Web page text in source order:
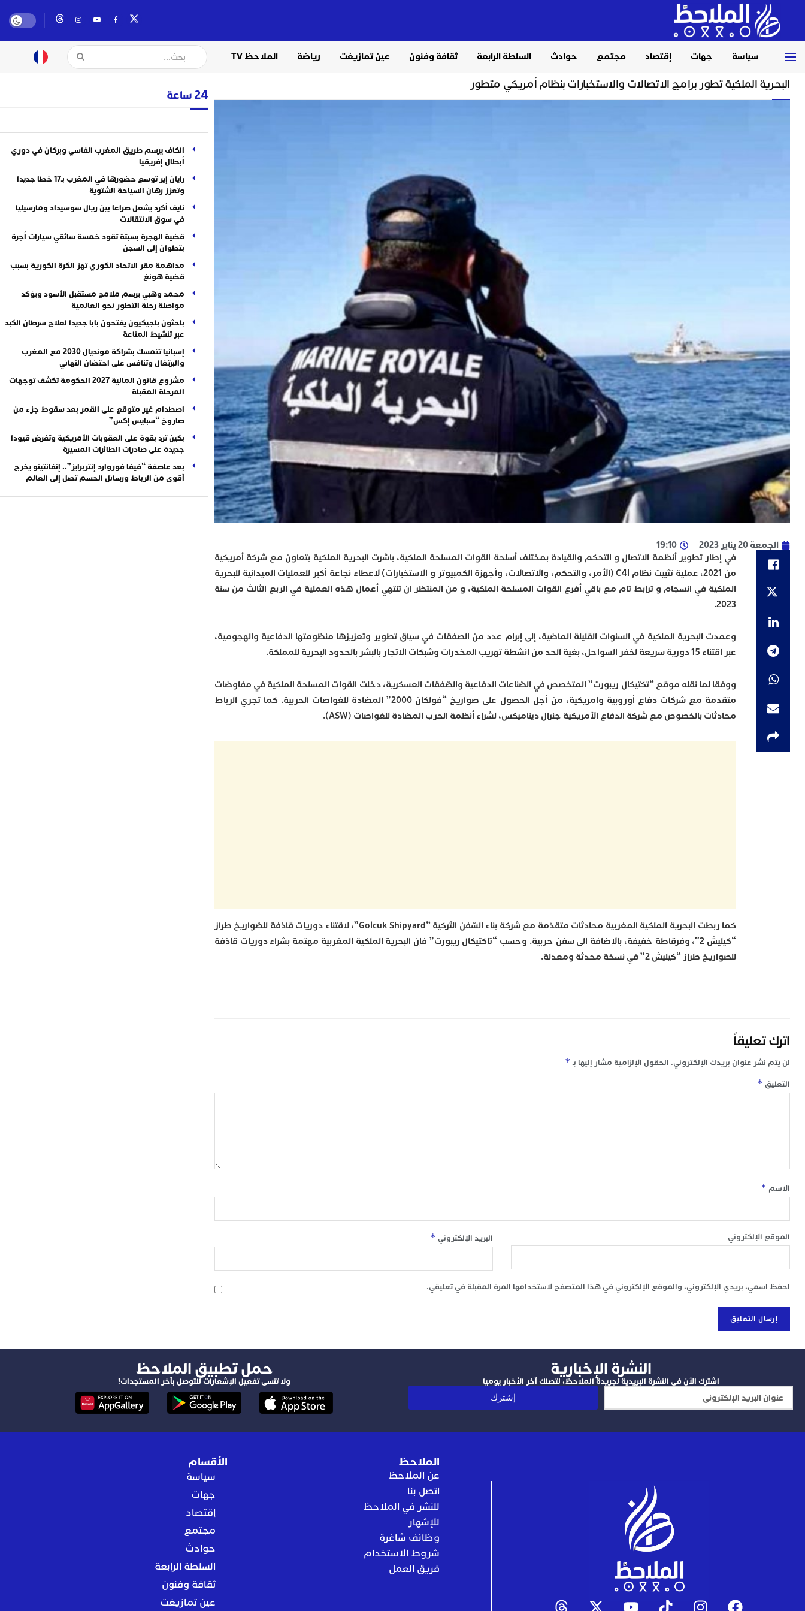
سياسة جهات إقتصاد مجتمع حوادث السلطة الرابعة ثقافة وفنون عين تمازيغت رياضة الملاحظ TV
البحرية الملكية تطور برامج الاتصالات والاستخبارات بنظام أمريكي متطور
الجمعة 20 يناير 2023
19:10
في إطار تطوير أنظمة الاتصال و التحكم والقيادة بمختلف أسلحة القوات المسلحة الملكية، باشرت البحرية الملكية بتعاون مع شركة أمريكية
من 2021، عملية تثبيت نظام C4I (الأمر، والتحكم، والاتصالات، وأجهزة الكمبيوتر و الاستخبارات) لاعطاء نجاعة أكبر للعمليات الميدانية للبحرية
الملكية في انسجام و ترابط تام مع باقي أفرع القوات المسلحة الملكية، و من المنتظر ان تنتهي أعمال هذه العملية في الربع الثالث من سنة
2023.
وعمدت البحرية الملكية في السنوات القليلة الماضية، إلى إبرام عدد من الصفقات في سياق تطوير وتعزيزها منظومتها الدفاعية والهجومية،
عبر اقتناء 15 دورية سريعة لخفر السواحل، بغية الحد من أنشطة تهريب المخدرات وشبكات الاتجار بالبشر بالحدود البحرية للمملكة.
ووفقا لما نقله موقع “تكتيكال ريبورت” المتخصص في الصّناعات الدفاعية والصّفقات العسكرية، دخلت القوات المسلحة الملكية في مفاوضات
متقدمة مع شركات دفاع أوروبية وأمريكية، من أجل الحصول على صواريخ “فولكان 2000” المضادة للغواصات الحربية. كما تجري الرباط
محادثات بالخصوص مع شركة الدفاع الأمريكية جنرال ديناميكس، لشراء أنظمة الحرب المضادة للغواصات (ASW).
كما ربطت البحرية الملكية المغربية محادثات متقدّمة مع شركة بناء السّفن التّركية “Golcuk Shipyard”، لاقتناء دوريات قاذفة للصّواريخ طراز
“كيليش 2″، وفرقاطة خفيفة، بالإضافة إلى سفن حربية. وحسب “تاكتيكال ريبورت” فإن البحرية الملكية المغربية مهتمة بشراء دوريات قاذفة
للصواريخ طراز “كيليش 2” في نسخة محدثة ومعدلة.
اترك تعليقاً
لن يتم نشر عنوان بريدك الإلكتروني. الحقول الإلزامية مشار إليها بـ*
التعليق *
الاسم *
البريد الإلكتروني * الموقع الإلكتروني
احفظ اسمي، بريدي الإلكتروني، والموقع الإلكتروني في هذا المتصفح لاستخدامها المرة المقبلة في تعليقي.
24 ساعة
الكاف يرسم طريق المغرب الفاسي وبركان في دوري
أبطال إفريقيا
رايان إير توسع حضورها في المغرب بـ17 خطا جديدا
وتعزز رهان السياحة الشتوية
نايف أكرد يشعل صراعا بين ريال سوسيداد ومارسيليا
في سوق الانتقالات
قضية الهجرة بسبتة تقود خمسة سائقي سيارات أجرة
بتطوان إلى السجن
مداهمة مقر الاتحاد الكوري تهز الكرة الكورية بسبب
قضية هونغ
محمد وهبي يرسم ملامح مستقبل الأسود ويؤكد
مواصلة رحلة التطور نحو العالمية
باحثون بلجيكيون يفتحون بابا جديدا لعلاج سرطان الكبد
عبر تنشيط المناعة
إسبانيا تتمسك بشراكة مونديال 2030 مع المغرب
والبرتغال وتنافس على احتضان النهائي
مشروع قانون المالية 2027 الحكومة تكشف توجهات
المرحلة المقبلة
اصطدام غير متوقع على القمر بعد سقوط جزء من
صاروخ “سبايس إكس”
بكين ترد بقوة على العقوبات الأمريكية وتفرض قيودا
جديدة على صادرات الطائرات المسيرة
بعد عاصفة “فيفا فوروارد إنتربرايز”.. إنفانتينو يخرج
أقوى من الرباط ورسائل الحسم تصل إلى العالم
النشرة الإخبارية
اشترك الآن في النشرة البريدية لجريدة الملاحظ، لتصلك آخر الأخبار يوميا
إشترك
‫حمل تطبيق الملاحظ
ولا تنسى تفعيل الإشعارات للتوصل بآخر المستجدات!
الملاحظ
عن الملاحظ
اتصل بنا
للنشر في الملاحظ
للإشهار
وظائف شاغرة
شروط الاستخدام
فريق العمل
الأقسام
سياسة
جهات
إقتصاد
مجتمع
حوادث
السلطة الرابعة
ثقافة وفنون
عين تمازيغت